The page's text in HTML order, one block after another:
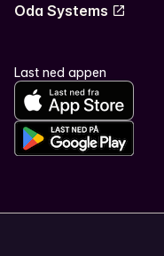
Oda Systems
Last ned appen